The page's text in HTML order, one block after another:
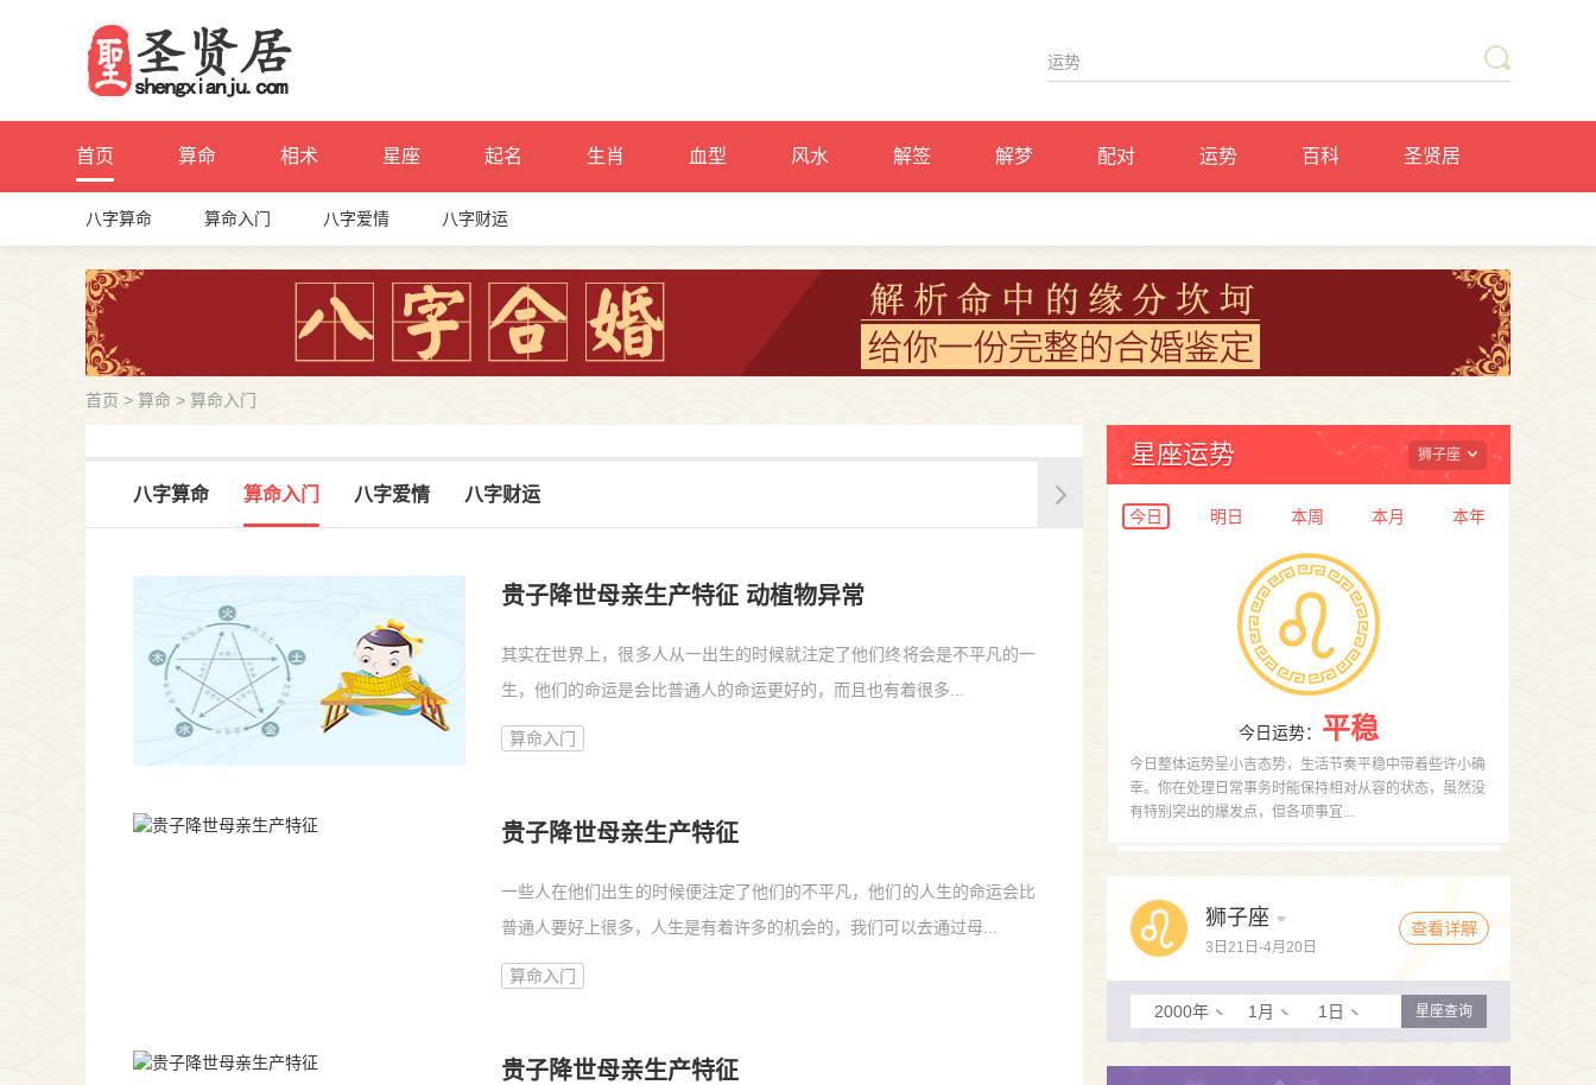
首页 算命 相术 星座 起名 生肖 血型 风水 解签 解梦 配对 运势 百科 圣贤居
八字算命 算命入门 八字爱情 八字财运
首页 > 算命 > 算命入门
八字算命 算命入门 八字爱情 八字财运
贵子降世母亲生产特征 动植物异常
其实在世界上，很多人从一出生的时候就注定了他们终将会是不平凡的一
生，他们的命运是会比普通人的命运更好的，而且也有着很多...
算命入门
贵子降世母亲生产特征
一些人在他们出生的时候便注定了他们的不平凡，他们的人生的命运会比
普通人要好上很多，人生是有着许多的机会的，我们可以去通过母...
算命入门
贵子降世母亲生产特征
星座运势 狮子座
今日 明日 本周 本月 本年
今日运势： 平稳
今日整体运势呈小吉态势，生活节奏平稳中带着些许小确
幸。你在处理日常事务时能保持相对从容的状态，虽然没
有特别突出的爆发点，但各项事宜...
狮子座
3日21日-4月20日
查看详解
2000年 1月 1日 星座查询